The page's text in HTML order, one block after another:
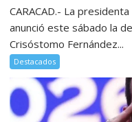
CARACAD.- La
anunció este sábado la
Crisóstomo Fernández...
Destacados